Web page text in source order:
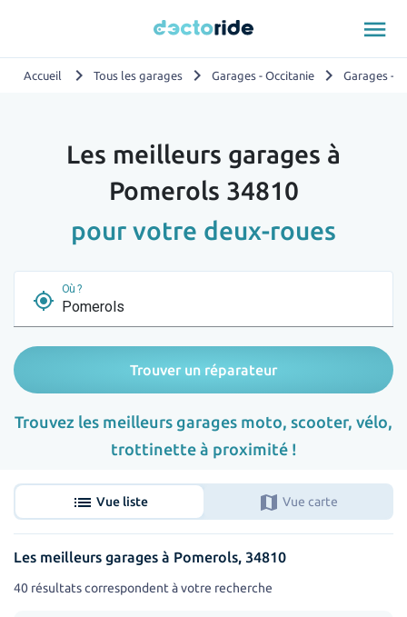
menu
Accueil chevron_right Tous les garages chevron_right Garages - Occitanie chevron_right Garages -
Les meilleurs garages à
Pomerols 34810
pour votre deux-roues
my_location
Où ?
Trouver un réparateur
Trouvez les meilleurs garages moto, scooter, vélo,
trottinette à proximité !
list Vue liste map Vue carte
Les meilleurs garages à Pomerols, 34810
40 résultats correspondent à votre recherche